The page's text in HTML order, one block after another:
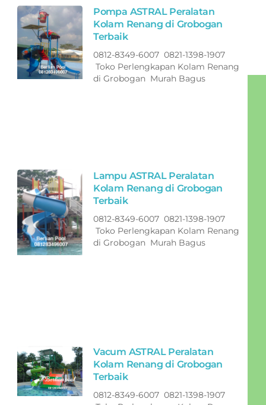
Pompa ASTRAL Peralatan
Kolam Renang di Grobogan
Terbaik
0812-8349-6007 0821-1398-1907
Toko Perlengkapan Kolam Renang
di Grobogan Murah Bagus
Lampu ASTRAL Peralatan
Kolam Renang di Grobogan
Terbaik
0812-8349-6007 0821-1398-1907
Toko Perlengkapan Kolam Renang
di Grobogan Murah Bagus
Vacum ASTRAL Peralatan
Kolam Renang di Grobogan
Terbaik
0812-8349-6007 0821-1398-1907